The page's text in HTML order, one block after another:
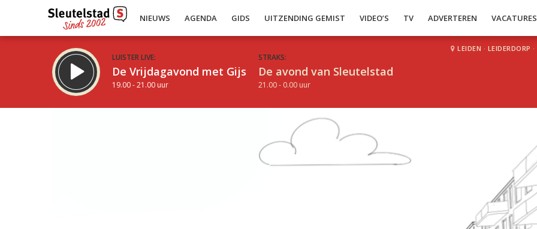
NIEUWS AGENDA GIDS UITZENDING GEMIST VIDEO’S TV ADVERTEREN VACATURES
LUISTER LIVE:
De Vrijdagavond met Gijs
19.00 - 21.00 uur
STRAKS:
De avond van Sleutelstad
21.00 - 0.00 uur
LEIDEN · LEIDERDORP ·